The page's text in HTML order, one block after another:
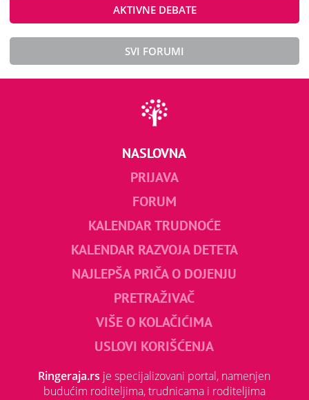
AKTIVNE DEBATE
SVI FORUMI
NASLOVNA
PRIJAVA
FORUM
KALENDAR TRUDNOĆE
KALENDAR RAZVOJA DETETA
NAJLEPŠA PRIČA O DOJENJU
PRETRAŽIVAČ
VIŠE O KOLAČIĆIMA
USLOVI KORIŠĆENJA
Ringeraja.rs je specijalizovani portal, namenjen
budućim roditeljima, trudnicama i roditeljima